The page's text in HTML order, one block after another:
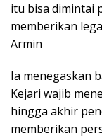
itu bisa dimintai
memberikan
Armin
Ia menegaskan
Kejari wajib
hingga akhir
memberikan